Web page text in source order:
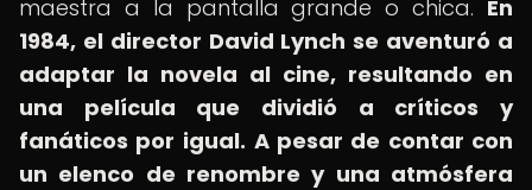
maestra a la pantalla grande o chica. En
1984, el director David Lynch se aventuró a
adaptar la novela al cine, resultando en
una película que dividió a críticos y
fanáticos por igual. A pesar de contar con
un elenco de renombre y una atmósfera